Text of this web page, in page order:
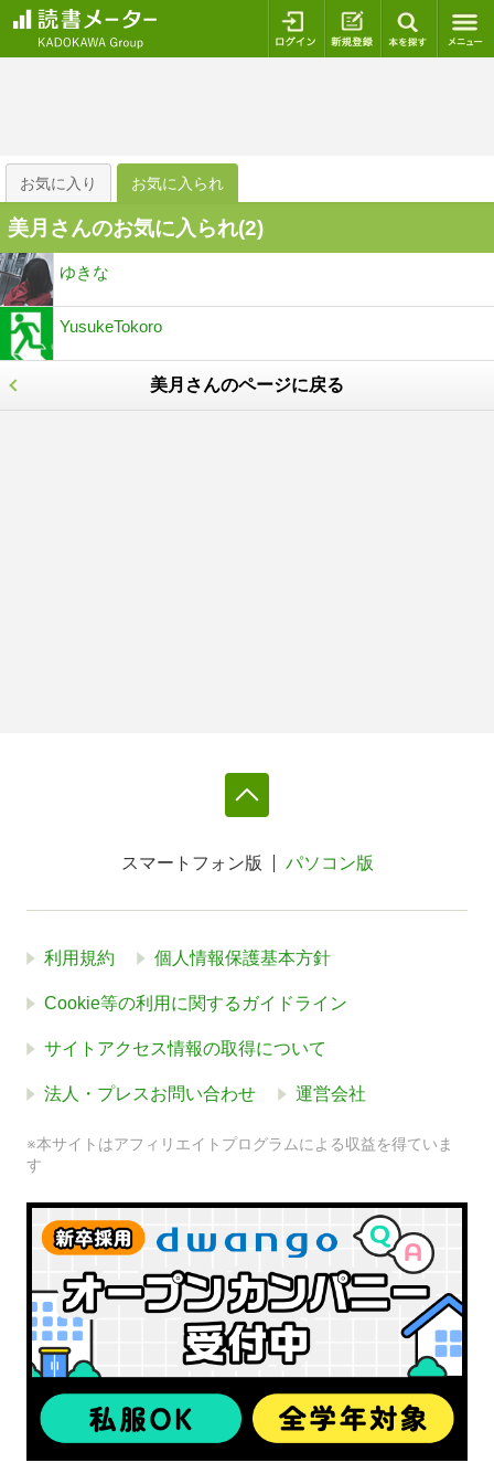
ログイン 新規登録
お気に入り お気に入られ
美月さんのお気に入られ(2)
ゆきな
YusukeTokoro
美月さんのページに戻る
スマートフォン版 パソコン版
利用規約 個人情報保護基本方針
Cookie等の利用に関するガイドライン
サイトアクセス情報の取得について
法人・プレスお問い合わせ 運営会社
※本サイトはアフィリエイトプログラムによる収益を得ていま
す